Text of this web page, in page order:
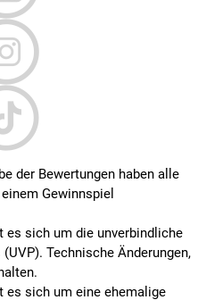
der Bewertungen haben alle
Gewinnspiel
es sich um die unverbindliche
Technische Änderungen,
es sich um eine ehemalige